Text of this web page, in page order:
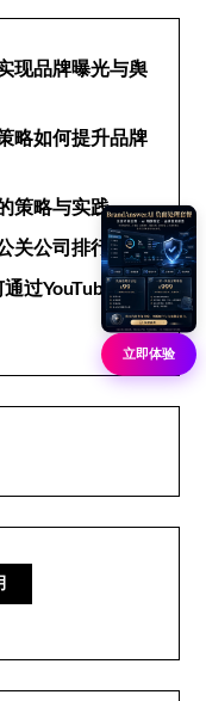
现品牌曝光与舆
略如何提升品牌
策略与实践
关公司排行榜
过YouTube网络
立即体验